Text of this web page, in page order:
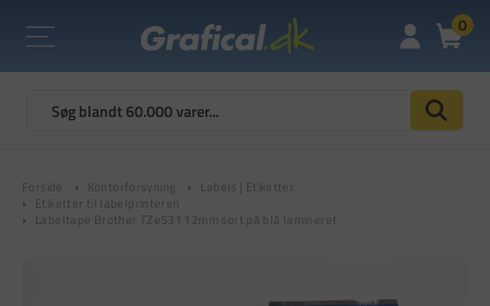
0
Forside Kontorforsyning
Labels | Etiketter
Etiketter til labelprinteren
Labeltape Brother TZe531 12mm sort på blå lamineret